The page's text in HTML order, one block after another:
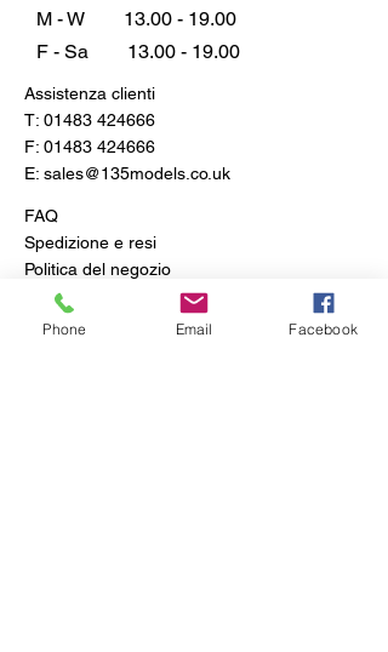
M - W
13.00 - 19.00
F - Sa
13.00 - 19.00
Assistenza clienti
T: 01483 424666
F: 01483 424666
E: sales@135models.co.uk
FAQ
Spedizione e resi
Politica del negozio
Phone Email Facebook